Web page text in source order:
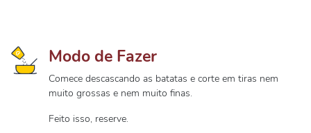
Modo de Fazer
Comece descascando as batatas e corte em tiras nem
muito grossas e nem muito finas.
Feito isso, reserve.